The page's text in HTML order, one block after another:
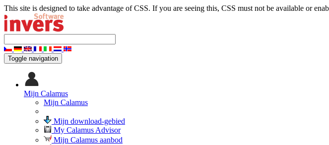
This site is designed to take advantage of CSS. If you are seeing this, CSS must not be available or
Toggle navigation
Mijn Calamus
Mijn Calamus
Mijn download-gebied
My Calamus Advisor
Mijn Calamus aanbod